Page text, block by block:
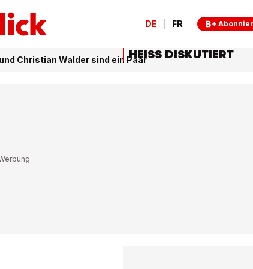
DE FR
Christian Walder sind ein PaarHEISS DISKUTIERT